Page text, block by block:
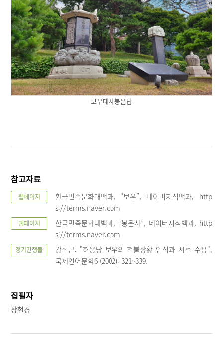
보우대사봉은탑
참고자료
웹페이지
한국민족문화대백과, “보우”, 네이버지식백과, http
s://terms.naver.com
웹페이지
한국민족문화대백과, “봉은사”, 네이버지식백과, http
s://terms.naver.com
정기간행물
강석근. "허응당 보우의 척불상황 인식과 시적 수용",
국제언어문학6 (2002): 321~339.
집필자
장현경